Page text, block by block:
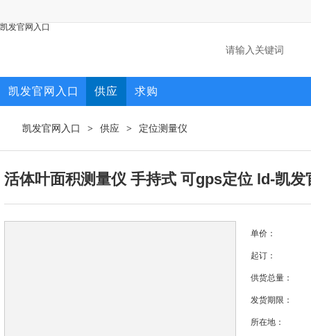
凯发官网入口
凯发官网入口 供应 求购
凯发官网入口 > 供应 > 定位测量仪
活体叶面积测量仪 手持式 可gps定位 ld-凯发
单价：
起订：
供货总量：
发货期限：
所在地：